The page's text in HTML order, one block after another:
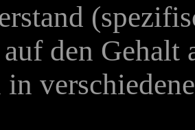
den Gehalt
in